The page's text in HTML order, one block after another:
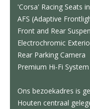
'Corsa' Racing Seats
AFS (Adaptive
Front and Rear
Electrochromic
Rear Parking Camera
Premium Hi-Fi System
Ons bezoekadres is
Houten centraal